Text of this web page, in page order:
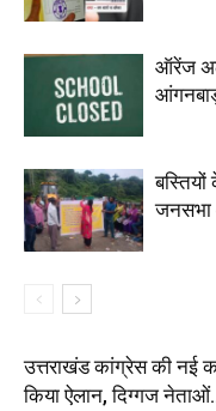
ऑरेंज
जनसभा
उत्तराखंड कांग्रेस की नई
किया ऐलान, दिग्गज